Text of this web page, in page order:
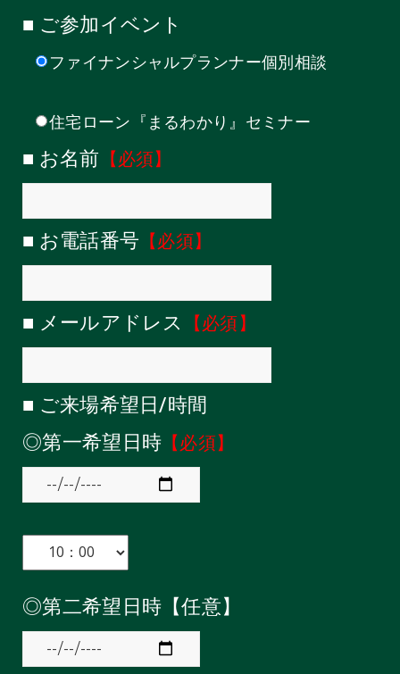
■ ご参加イベント
ファイナンシャルプランナー個別相談
住宅ローン『まるわかり』セミナー
■ お名前 【必須】
■ お電話番号 【必須】
■ メールアドレス 【必須】
■ ご来場希望日/時間
◎第一希望日時 【必須】
◎第二希望日時【任意】